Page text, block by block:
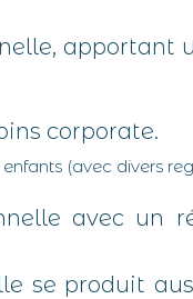
apportant
corporate.
(avec divers
avec un
se produit